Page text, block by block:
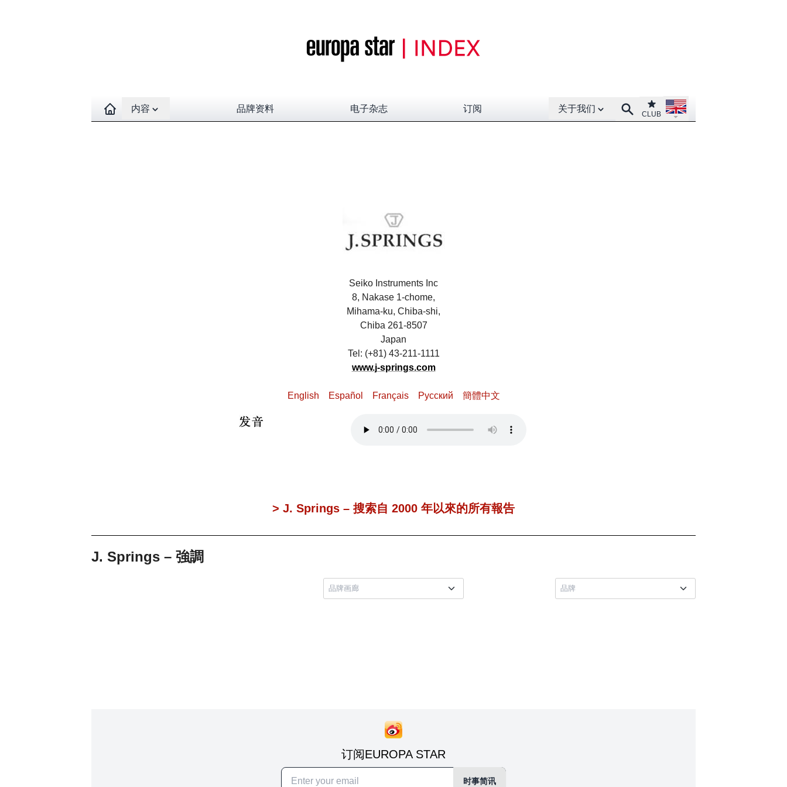
Open contents menu
内容 品牌资料 电子杂志 订阅
Open About menu
关于我们 SearchClub
CLUB
Open language menu
Seiko Instruments Inc
8, Nakase 1-chome,
Mihama-ku, Chiba-shi,
Chiba 261-8507
Japan
Tel: (+81) 43-211-1111
www.j-springs.com
English Español Français Pусский 簡體中文
> J. Springs – 搜索自 2000 年以來的所有報告
J. Springs – 強調
订阅EUROPA STAR
时事简讯